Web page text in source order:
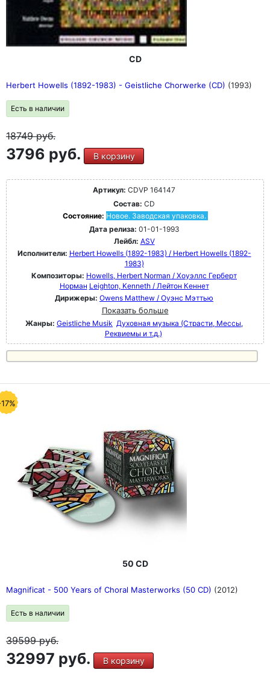
CD
Herbert Howells (1892-1983) - Geistliche Chorwerke (CD) (1993)
Есть в наличии
18749руб.
3796 руб. В корзину
Артикул: CDVP 164147
Состав: CD
Состояние: Новое. Заводская упаковка.
Дата релиза: 01-01-1993
Лейбл: ASV
Исполнители: Herbert Howells (1892-1983) / Herbert Howells (1892-
1983)
Композиторы: Howells, Herbert Norman / Хоуэллс Герберт
Норман Leighton, Kenneth / Лейтон Кеннет
Дирижеры: Owens Matthew / Оуэнс Мэттью
Показать больше
Жанры: Geistliche Musik Духовная музыка (Страсти, Мессы,
Реквиемы и т.д.)
50 CD
Magnificat - 500 Years of Choral Masterworks (50 CD) (2012)
Есть в наличии
39599руб.
32997 руб. В корзину